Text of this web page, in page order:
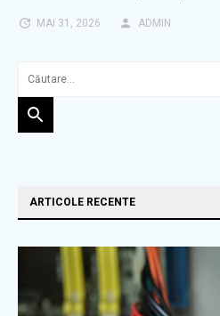
MAI 31, 2026 ADMIN
ARTICOLE RECENTE